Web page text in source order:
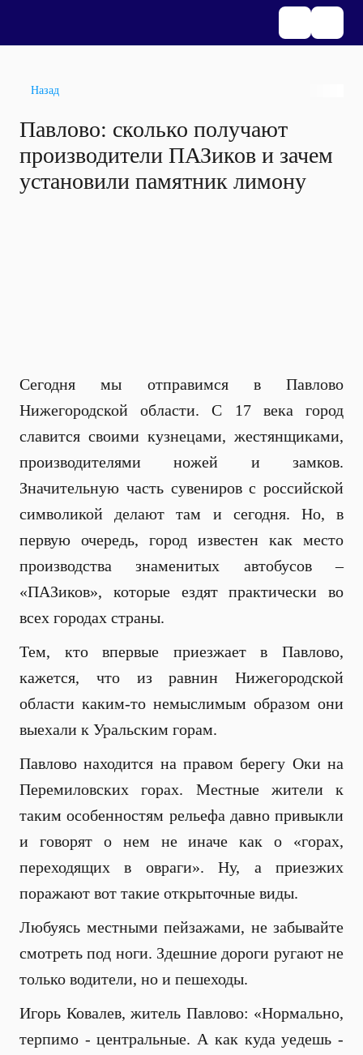
Назад
Павлово: сколько получают
производители ПАЗиков и зачем
установили памятник лимону
Сегодня мы отправимся в Павлово
Нижегородской области. С 17 века город
славится своими кузнецами, жестянщиками,
производителями ножей и замков.
Значительную часть сувениров с российской
символикой делают там и сегодня. Но, в
первую очередь, город известен как место
производства знаменитых автобусов –
«ПАЗиков», которые ездят практически во
всех городах страны.
Тем, кто впервые приезжает в Павлово,
кажется, что из равнин Нижегородской
области каким-то немыслимым образом они
выехали к Уральским горам.
Павлово находится на правом берегу Оки на
Перемиловских горах. Местные жители к
таким особенностям рельефа давно привыкли
и говорят о нем не иначе как о «горах,
переходящих в овраги». Ну, а приезжих
поражают вот такие открыточные виды.
Любуясь местными пейзажами, не забывайте
смотреть под ноги. Здешние дороги ругают не
только водители, но и пешеходы.
Игорь Ковалев, житель Павлово: «Нормально,
терпимо - центральные. А как куда уедешь -